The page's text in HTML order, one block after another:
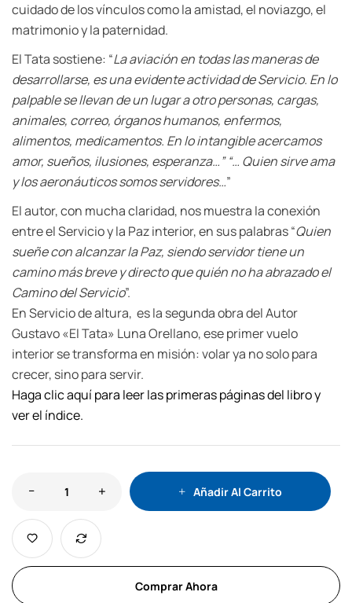
cuidado de los vínculos como la amistad, el noviazgo, el
matrimonio y la paternidad.
El Tata sostiene: “La aviación en todas las maneras de
desarrollarse, es una evidente actividad de Servicio. En lo
palpable se llevan de un lugar a otro personas, cargas,
animales, correo, órganos humanos, enfermos,
alimentos, medicamentos. En lo intangible acercamos
amor, sueños, ilusiones, esperanza…” “… Quien sirve ama
y los aeronáuticos somos servidores…”
El autor, con mucha claridad, nos muestra la conexión
entre el Servicio y la Paz interior, en sus palabras “Quien
sueñe con alcanzar la Paz, siendo servidor tiene un
camino más breve y directo que quién no ha abrazado el
Camino del Servicio”.
En Servicio de altura, es la segunda obra del Autor
Gustavo «El Tata» Luna Orellano, ese primer vuelo
interior se transforma en misión: volar ya no solo para
crecer, sino para servir.
Haga clic aquí para leer las primeras páginas del libro y
ver el índice.
Añadir Al Carrito
Comprar Ahora